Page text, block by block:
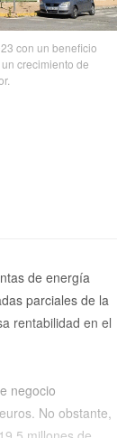
con un beneficio
crecimiento de
de energía
parciales de la
rentabilidad en el
negocio
No obstante,